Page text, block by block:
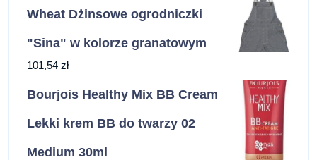
Wheat Dżinsowe ogrodniczki
"Sina" w kolorze granatowym
101,54 zł
Bourjois Healthy Mix BB Cream
Lekki krem BB do twarzy 02
Medium 30ml